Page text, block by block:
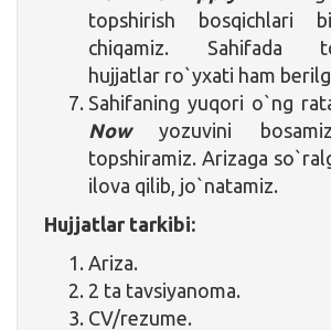
topshirish bosqichlari
chiqamiz. Sahifada
hujjatlar ro`yxati ham
Sahifaning yuqori o`ng
Nowyozuvini
topshiramiz. Arizaga
ilova qilib, jo`natamiz.
Hujjatlar tarkibi:
Ariza.
2 ta tavsiyanoma.
CV/rezume.